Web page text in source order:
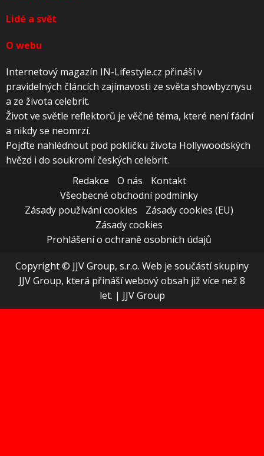
Lidé a svět
O webu
Internetový magazín IN-Lifestyle.cz přináší v
pravidelných článcích zajímavosti ze světa showbyznysu
a ze života celebrit.
Život ve světle reflektorů je věčné téma, které není fádní
a nikdy se neomrzí.
Pojďte nahlédnout pod pokličku života Hollywoodských
hvězd i do soukromí českých celebrit.
Redakce
O nás
Kontakt
Všeobecné obchodní podmínky
Zásady používání cookies
Zásady cookies (EU)
Zásady cookies
Prohlášení o ochraně osobních údajů
Copyright © JJV Group, s.r.o. Web je součástí skupiny
JJV Group, která přináší webový obsah již více než 8
let. | JJV Group